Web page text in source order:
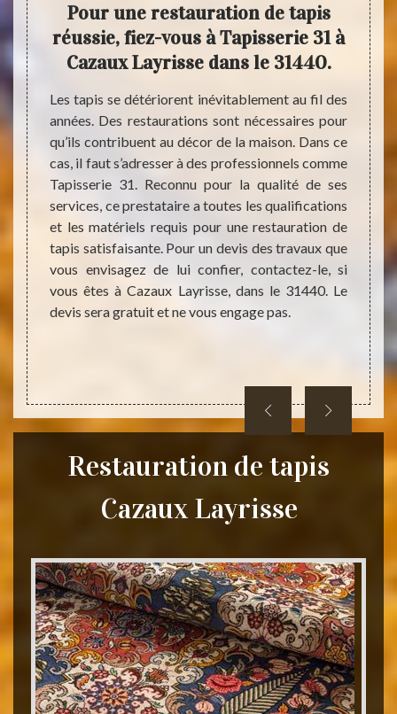
tapis
que
de
est
bon
une
de
en
Pour une restauration de tapis
réussie, fiez-vous à Tapisserie 31 à
Cazaux Layrisse dans le 31440.
Les tapis se détériorent inévitablement au fil des
années. Des restaurations sont nécessaires pour
qu’ils contribuent au décor de la maison. Dans ce
cas, il faut s’adresser à des professionnels comme
Tapisserie 31. Reconnu pour la qualité de ses
services, ce prestataire a toutes les qualifications
et les matériels requis pour une restauration de
tapis satisfaisante. Pour un devis des travaux que
vous envisagez de lui confier, contactez-le, si
vous êtes à Cazaux Layrisse, dans le 31440. Le
devis sera gratuit et ne vous engage pas.
Si
tapis
de
tapis
vos
Restauration de tapis
Cazaux Layrisse